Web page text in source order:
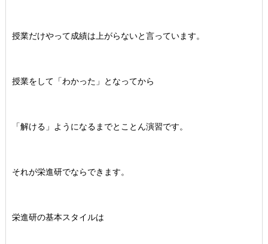
授業だけやって成績は上がらないと言っています。
授業をして「わかった」となってから
「解ける」ようになるまでとことん演習です。
それが栄進研でならできます。
栄進研の基本スタイルは